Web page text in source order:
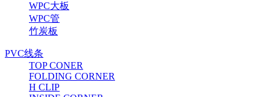
WPC大板
WPC管
竹炭板
PVC线条
TOP CONER
FOLDING CORNER
H CLIP